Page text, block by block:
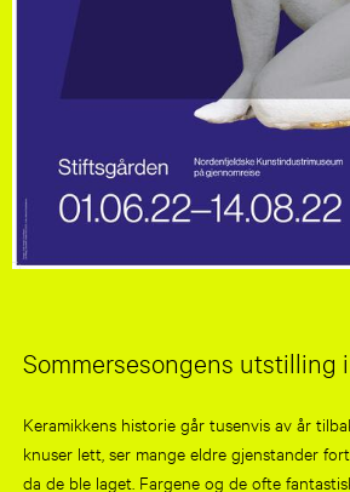
Sommersesongens utstilling
Keramikkens historie går tusenvis av år
knuser lett, ser mange eldre gjenstander
da de ble laget. Fargene og de ofte